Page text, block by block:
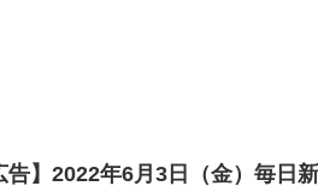
告】2022年6月3日（金）毎日